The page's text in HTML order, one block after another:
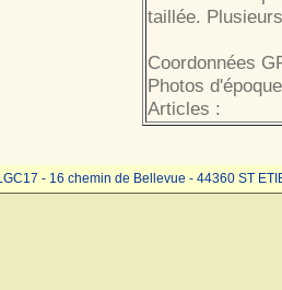
taillée.
Coordonnées
Photos
Articles :
- 16 chemin de Bellevue - 44360 ST